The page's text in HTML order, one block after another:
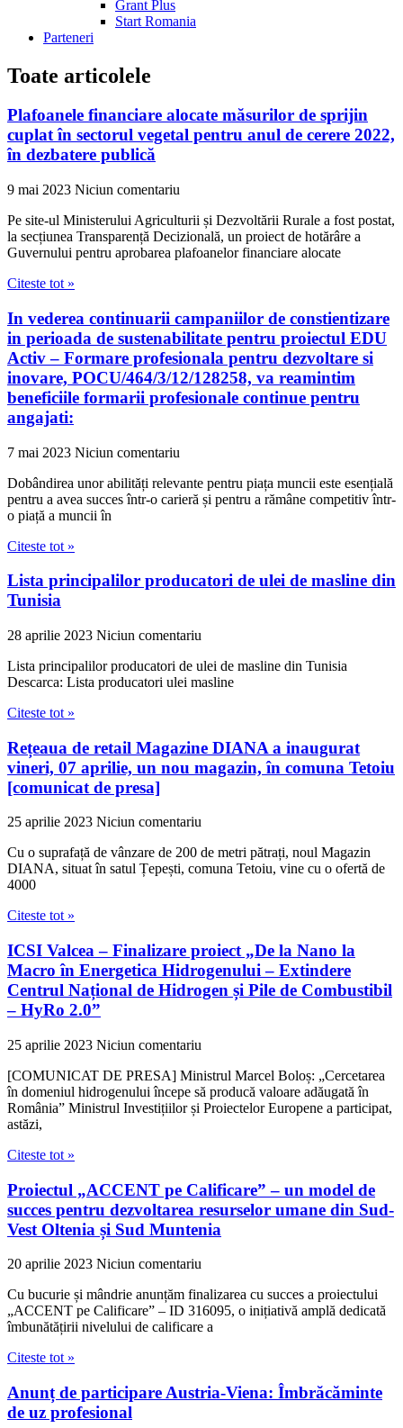
Grant Plus
Start Romania
Parteneri
Toate articolele
Plafoanele financiare alocate măsurilor de sprijin
cuplat în sectorul vegetal pentru anul de cerere 2022,
în dezbatere publică
9 mai 2023 Niciun comentariu
Pe site-ul Ministerului Agriculturii și Dezvoltării Rurale a fost postat,
la secțiunea Transparență Decizională, un proiect de hotărâre a
Guvernului pentru aprobarea plafoanelor financiare alocate
Citeste tot »
In vederea continuarii campaniilor de constientizare
in perioada de sustenabilitate pentru proiectul EDU
Activ – Formare profesionala pentru dezvoltare si
inovare, POCU/464/3/12/128258, va reamintim
beneficiile formarii profesionale continue pentru
angajati:
7 mai 2023 Niciun comentariu
Dobândirea unor abilități relevante pentru piața muncii este esențială
pentru a avea succes într-o carieră și pentru a rămâne competitiv într-
o piață a muncii în
Citeste tot »
Lista principalilor producatori de ulei de masline din
Tunisia
28 aprilie 2023 Niciun comentariu
Lista principalilor producatori de ulei de masline din Tunisia
Descarca: Lista producatori ulei masline
Citeste tot »
Rețeaua de retail Magazine DIANA a inaugurat
vineri, 07 aprilie, un nou magazin, în comuna Tetoiu
[comunicat de presa]
25 aprilie 2023 Niciun comentariu
Cu o suprafață de vânzare de 200 de metri pătrați, noul Magazin
DIANA, situat în satul Țepești, comuna Tetoiu, vine cu o ofertă de
4000
Citeste tot »
ICSI Valcea – Finalizare proiect „De la Nano la
Macro în Energetica Hidrogenului – Extindere
Centrul Național de Hidrogen și Pile de Combustibil
– HyRo 2.0”
25 aprilie 2023 Niciun comentariu
[COMUNICAT DE PRESA] Ministrul Marcel Boloș: „Cercetarea
în domeniul hidrogenului începe să producă valoare adăugată în
România” Ministrul Investițiilor și Proiectelor Europene a participat,
astăzi,
Citeste tot »
Proiectul „ACCENT pe Calificare” – un model de
succes pentru dezvoltarea resurselor umane din Sud-
Vest Oltenia și Sud Muntenia
20 aprilie 2023 Niciun comentariu
Cu bucurie și mândrie anunțăm finalizarea cu succes a proiectului
„ACCENT pe Calificare” – ID 316095, o inițiativă amplă dedicată
îmbunătățirii nivelului de calificare a
Citeste tot »
Anunț de participare Austria-Viena: Îmbrăcăminte
de uz profesional